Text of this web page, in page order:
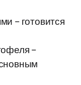
– готовится
–